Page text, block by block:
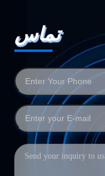
تماس